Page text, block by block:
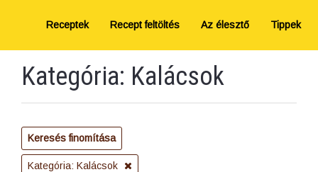
Receptek Recept feltöltés Az élesztő Tippek
Kategória: Kalácsok
Keresés finomítása
Kategória: Kalácsok